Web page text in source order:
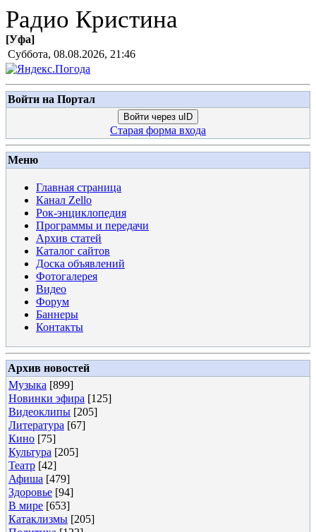
Радио Кристина
[Уфа]
Суббота, 08.08.2026, 21:46
Войти на Портал
Войти через uID
Старая форма входа
Меню
Главная страница
Канал Zello
Рок-энциклопедия
Программы и передачи
Архив статей
Каталог сайтов
Доска объявлений
Фотогалерея
Видео
Форум
Баннеры
Контакты
Архив новостей
Музыка [899]
Новинки эфира [125]
Видеоклипы [205]
Литература [67]
Кино [75]
Культура [205]
Театр [42]
Афиша [479]
Здоровье [94]
В мире [653]
Катаклизмы [205]